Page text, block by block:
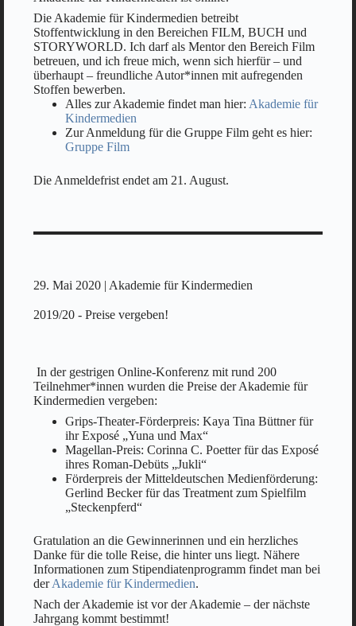
Die Akademie für Kindermedien betreibt
Stoffentwicklung in den Bereichen FILM, BUCH und
STORYWORLD. Ich darf als Mentor den Bereich Film
betreuen, und ich freue mich, wenn sich hierfür – und
überhaupt – freundliche Autor*innen mit aufregenden
Stoffen bewerben.
Alles zur Akademie findet man hier: Akademie für
Kindermedien
Zur Anmeldung für die Gruppe Film geht es hier:
Gruppe Film
Die Anmeldefrist endet am 21. August.
29. Mai 2020 | Akademie für Kindermedien
2019/20 - Preise vergeben!
In der gestrigen Online-Konferenz mit rund 200
Teilnehmer*innen wurden die Preise der Akademie für
Kindermedien vergeben:
Grips-Theater-Förderpreis: Kaya Tina Büttner für
ihr Exposé „Yuna und Max“
Magellan-Preis: Corinna C. Poetter für das Exposé
ihres Roman-Debüts „Jukli“
Förderpreis der Mitteldeutschen Medienförderung:
Gerlind Becker für das Treatment zum Spielfilm
„Steckenpferd“
Gratulation an die Gewinnerinnen und ein herzliches
Danke für die tolle Reise, die hinter uns liegt. Nähere
Informationen zum Stipendiatenprogramm findet man bei
derAkademie für Kindermedien.
Nach der Akademie ist vor der Akademie – der nächste
Jahrgang kommt bestimmt!